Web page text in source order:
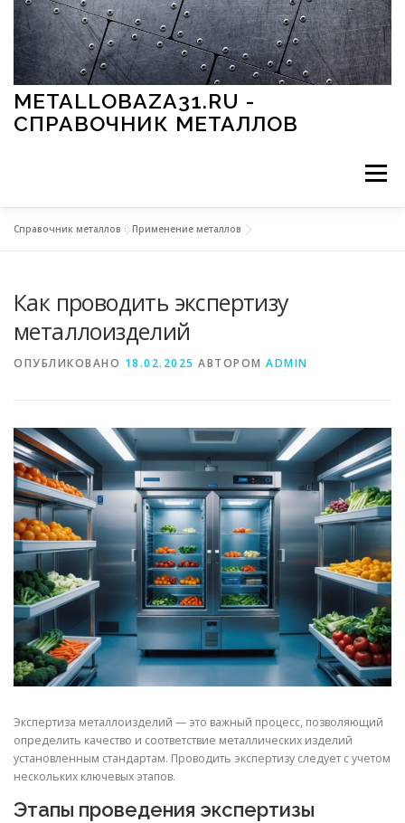
Перейти к содержимому
METALLOBAZA31.RU -
СПРАВОЧНИК МЕТАЛЛОВ
Меню
МЕТАЛЛЫ И ОКРУЖАЮЩАЯ СРЕДА
СВОЙСТВА МЕТАЛЛОВ СОРТА МЕТАЛЛОВ
СТАТЬИ
Справочник металлов »Применение металлов
Как проводить экспертизу
металлоизделий
ОПУБЛИКОВАНО 18.02.2025 АВТОРОМ ADMIN
Экспертиза металлоизделий — это важный процесс, позволяющий
определить качество и соответствие металлических изделий
установленным стандартам. Проводить экспертизу следует с учетом
нескольких ключевых этапов.
Этапы проведения экспертизы